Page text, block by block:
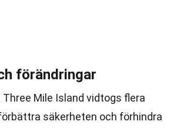
förändringar
Mile Island vidtogs flera
säkerheten och förhindra